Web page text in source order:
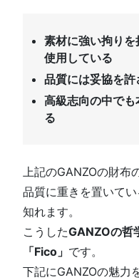
素材に強い拘り
使用している
品質には妥協を許
高級志向の中で
る
上記のGANZOの財布
品質に重きを置いて
知れます。
こうしたGANZOの哲
「Fico」 です。
下記にGANZOの魅力